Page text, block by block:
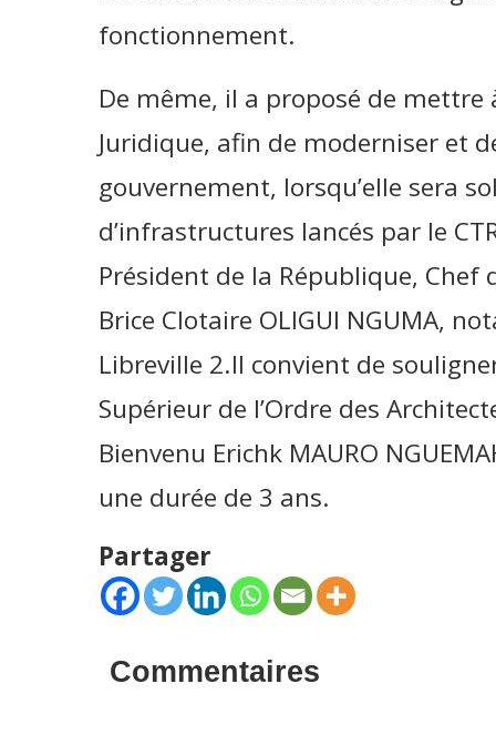
fonctionnement.
De même, il a proposé de
Juridique, afin de moderniser et
gouvernement, lorsqu’elle sera
d’infrastructures lancés par le
Président de la République, Chef
Brice Clotaire OLIGUI NGUMA,
Libreville 2.Il convient de
Supérieur de l’Ordre des
Bienvenu Erichk MAURO
une durée de 3 ans.
Partager
Commentaires